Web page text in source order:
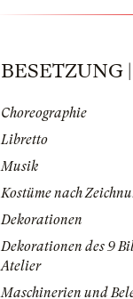
BESETZUNG
Choreographie
Libretto
Musik
Kostüme nach
Dekorationen
Dekorationen des 9
Atelier
Maschinerien und